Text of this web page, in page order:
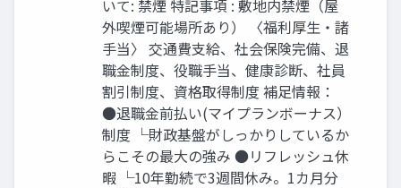
いて: 禁煙 特記事項 : 敷地内禁煙（屋
外喫煙可能場所あり） 〈福利厚⽣・諸
手当〉 交通費支給、社会保険完備、退
職金制度、役職手当、健康診断、社員
割引制度、資格取得制度 補足情報：
●退職金前払い(マイプランボーナス）
制度 └財政基盤がしっかりしているか
らこその最大の強み ●リフレッシュ休
暇 └10年勤続で3週間休み。1カ月分